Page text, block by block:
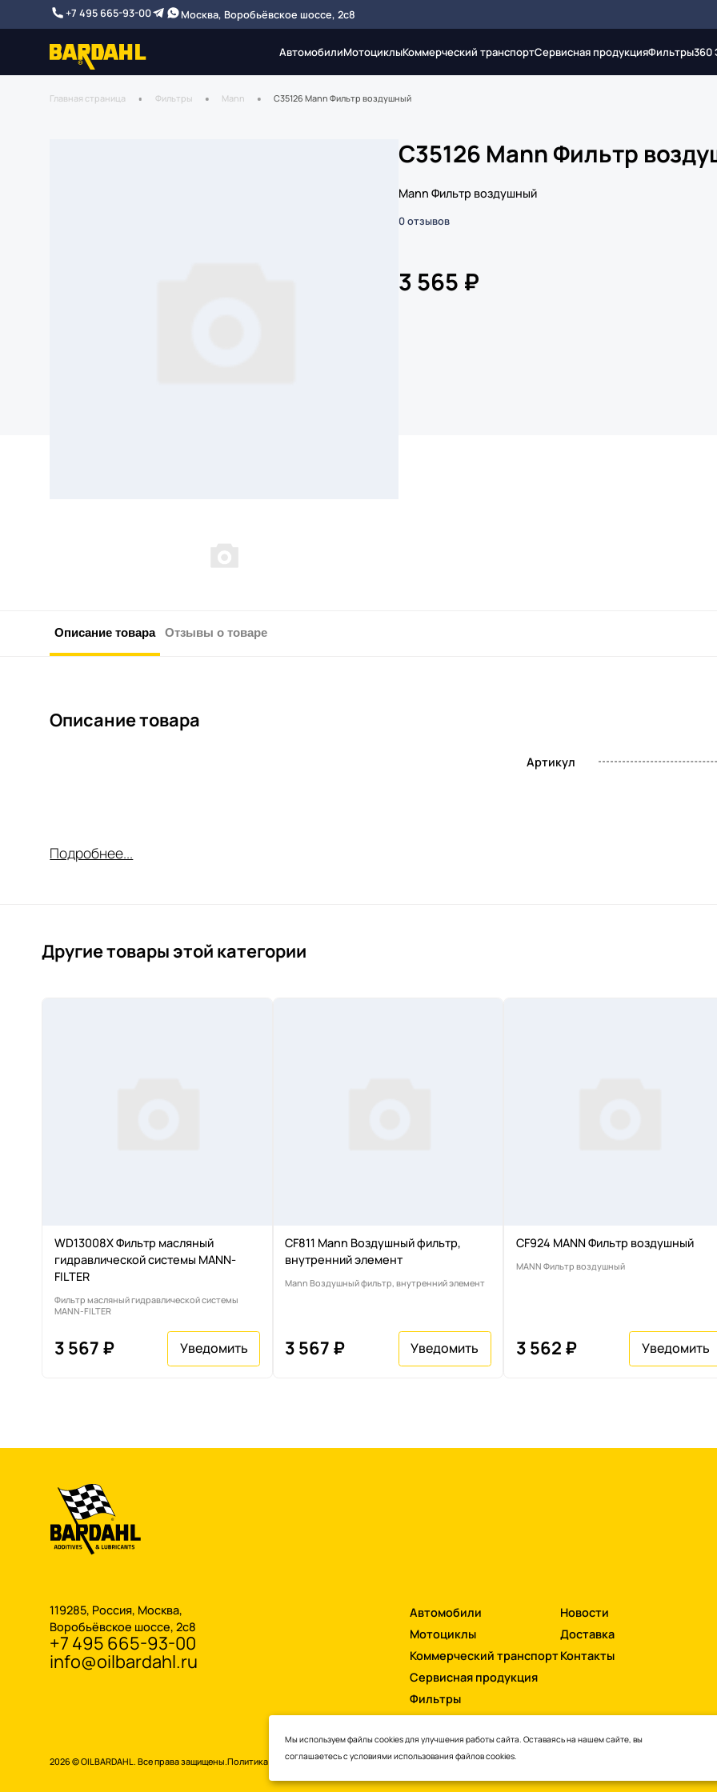
+7 495 665-93-00 Москва, Воробьёвское шоссе, 2с8
АвтомобилиМотоциклыКоммерческий транспортСервисная продукцияФильтры360
Главная страница Фильтры Mann C35126 Mann Фильтр воздушный
C35126 Mann Фильтр
Mann Фильтр воздушный
0 отзывов
3 565 ₽
Описание товара Отзывы о товаре
Описание товара
Подробнее...
Артикул
Другие товары этой категории
WD13008X Фильтр масляный
гидравлической системы MANN-
FILTER
Фильтр масляный гидравлической системы
MANN-FILTER
3 567 ₽
CF811 Mann Воздушный фильтр,
внутренний элемент
Mann Воздушный фильтр, внутренний элемент
3 567 ₽
CF924 MANN Фильтр воздушный
MANN Фильтр воздушный
3 562 ₽
119285, Россия, Москва,
Воробьёвское шоссе, 2с8
+7 495 665-93-00
info@oilbardahl.ru
Автомобили
Мотоциклы
Коммерческий транспорт
Сервисная продукция
Фильтры
Новости
Доставка
Контакты
2026 © OILBARDAHL. Все права защищены.Политика конфиденциальности
Мы используем файлы cookies для улучшения работы сайта. Оставаясь на нашем сайте, вы
соглашаетесь с условиями использования файлов cookies.